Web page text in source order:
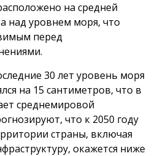
на средней
над уровнем моря, что
перед
30 лет уровень моря
на 15 сантиметров, что в
среднемировой
что к 2050 году
страны, включая
окажется ниже